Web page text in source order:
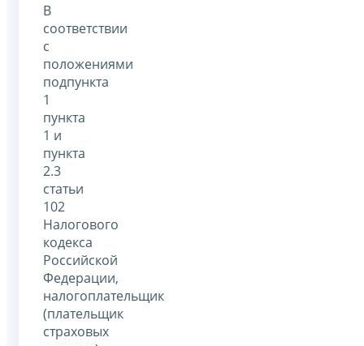
В
соответствии
с
положениями
подпункта
1
пункта
1 и
пункта
2.3
статьи
102
Налогового
кодекса
Российской
Федерации,
налогоплательщик
(плательщик
страховых